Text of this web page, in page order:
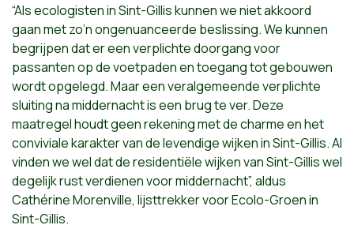
“Als ecologisten in Sint-Gillis kunnen we niet akkoord
gaan met zo’n ongenuanceerde beslissing. We kunnen
begrijpen dat er een verplichte doorgang voor
passanten op de voetpaden en toegang tot gebouwen
wordt opgelegd. Maar een veralgemeende verplichte
sluiting na middernacht is een brug te ver. Deze
maatregel houdt geen rekening met de charme en het
conviviale karakter van de levendige wijken in Sint-Gillis. Al
vinden we wel dat de residentiële wijken van Sint-Gillis wel
degelijk rust verdienen voor middernacht”, aldus
Cathérine Morenville, lijsttrekker voor Ecolo-Groen in
Sint-Gillis.